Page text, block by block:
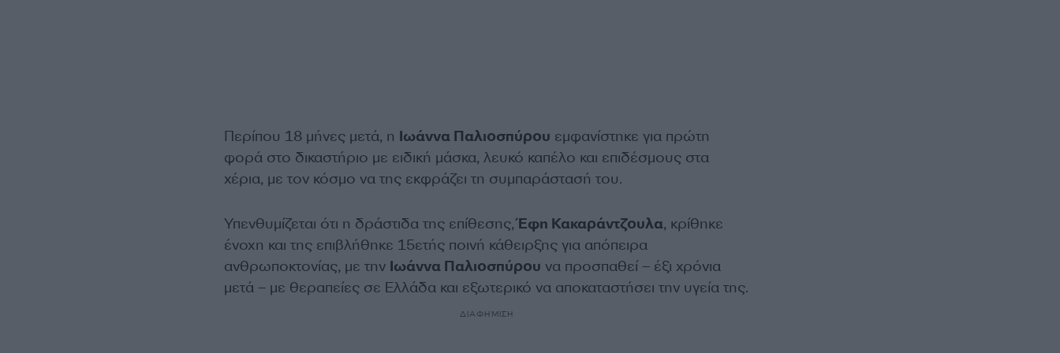
Περίπου 18 μήνες μετά, η Ιωάννα Παλιοσπύρου εμφανίστηκε για πρώτη
φορά στο δικαστήριο με ειδική μάσκα, λευκό καπέλο και επιδέσμους στα
χέρια, με τον κόσμο να της εκφράζει τη συμπαράστασή του.
Υπενθυμίζεται ότι η δράστιδα της επίθεσης,Έφη Κακαράντζουλα, κρίθηκε
ένοχη και της επιβλήθηκε 15ετής ποινή κάθειρξης για απόπειρα
ανθρωποκτονίας, με την Ιωάννα Παλιοσπύρου να προσπαθεί – έξι χρόνια
μετά – με θεραπείες σε Ελλάδα και εξωτερικό να αποκαταστήσει την υγεία της.
ΔΙΑΦΗΜΙΣΗ